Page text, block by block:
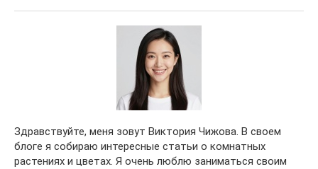
Здравствуйте, меня зовут Виктория Чижова. В своем
блоге я собираю интересные статьи о комнатных
растениях и цветах. Я очень люблю заниматься своим